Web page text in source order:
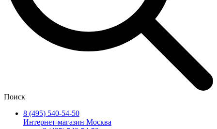
Поиск
8 (495) 540-54-50
Интернет-магазин Москва